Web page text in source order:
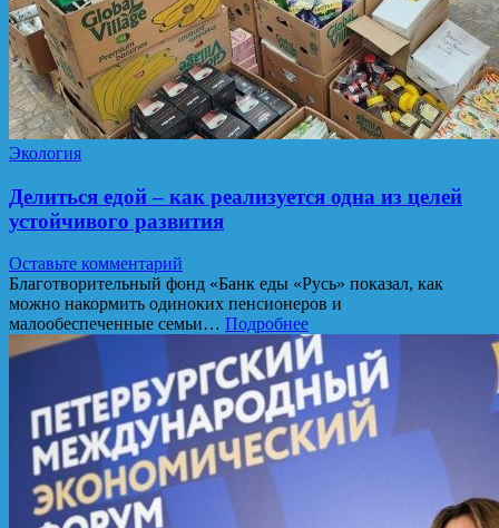
Экология
Делиться едой – как реализуется одна из целей
устойчивого развития
Оставьте комментарий
Благотворительный фонд «Банк еды «Русь» показал, как
можно накормить одиноких пенсионеров и
малообеспеченные семьи… Подробнее